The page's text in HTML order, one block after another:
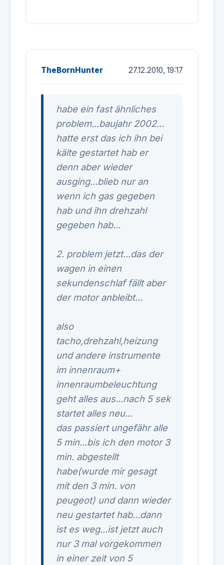
TheBornHunter 27.12.2010, 19:17
habe ein fast ähnliches
problem...baujahr 2002...
hatte erst das ich ihn bei
kälte gestartet hab er
denn aber wieder
ausging...blieb nur an
wenn ich gas gegeben
hab und ihn drehzahl
gegeben hab...
2. problem jetzt...das der
wagen in einen
sekundenschlaf fällt aber
der motor anbleibt...
also
tacho,drehzahl,heizung
und andere instrumente
im innenraum+
innenraumbeleuchtung
geht alles aus...nach 5 sek
startet alles neu...
das passiert ungefähr alle
5 min...bis ich den motor 3
min. abgestellt
habe(wurde mir gesagt
mit den 3 min. von
peugeot) und dann wieder
neu gestartet hab...dann
ist es weg...ist jetzt auch
nur 3 mal vorgekommen
in einer zeit von 5